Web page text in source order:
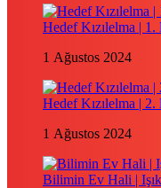
Hedef Kızılelma |
1 Ağustos 2024
Hedef Kızılelma |
1 Ağustos 2024
Bilimin Ev Hali |